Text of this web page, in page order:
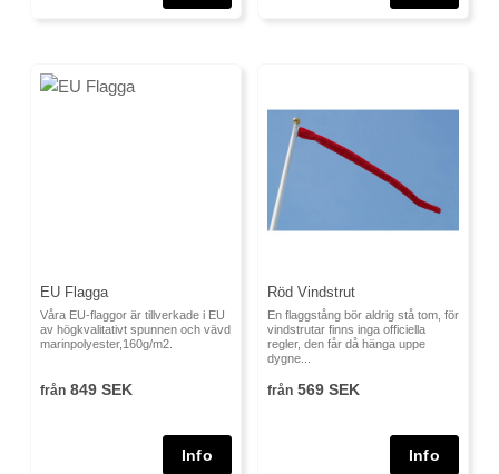
EU Flagga
Våra EU-flaggor är tillverkade i EU
av högkvalitativt spunnen och vävd
marinpolyester,160g/m2.
från 849 SEK
Röd Vindstrut
En flaggstång bör aldrig stå tom, för
vindstrutar finns inga officiella
regler, den får då hänga uppe
dygne...
från 569 SEK